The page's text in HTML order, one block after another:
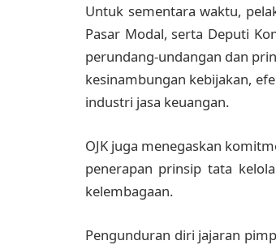
Untuk sementara waktu,
Pasar Modal, serta Deputi
perundang-undangan dan
kesinambungan kebijakan,
industri jasa keuangan.
OJK juga menegaskan
penerapan prinsip tata
kelembagaan.
Pengunduran diri jajaran